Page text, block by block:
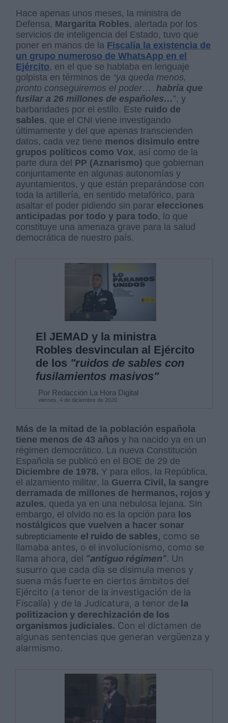
Hace apenas unos meses, la ministra de
Defensa, Margarita Robles, alertada por los
servicios de inteligencia del Estado, tuvo que
poner en manos de la Fiscalía la existencia de
un grupo numeroso de WhatsApp en el
Ejército, en el que se hablaba en lenguaje
golpista en términos de “ya queda menos,
pronto conseguiremos el poder…
habría que
fusilar a 26 millones de españoles…”, y
barbaridades por el estilo. Este ruido de
sables, que el CNI viene investigando
últimamente y del que apenas transcienden
datos, cada vez tiene menos disimulo entre
grupos políticos como Vox, así como de la
parte dura del PP (Aznarismo) que gobiernan
conjuntamente en algunas autonomías y
ayuntamientos, y que están preparándose con
toda la artillería, en sentido metafórico, para
asaltar el poder pidiendo sin parar elecciones
anticipadas por todo y para todo, lo que
constituye una amenaza grave para la salud
democrática de nuestro país.
El JEMAD y la ministra
Robles desvinculan al Ejército
de los "ruidos de sables con
fusilamientos masivos"
Por Redacción La Hora Digital
viernes, 4 de diciembre de 2020
Más de la mitad de la población española
tiene menos de 43 años y ha nacido ya en un
régimen democrático. La nueva Constitución
Española se publicó en el BOE de 29 de
Diciembre de 1978. Y para ellos, la República,
el alzamiento militar, la Guerra Civil, la sangre
derramada de millones de hermanos, rojos y
azules, queda ya en una nebulosa lejana. Sin
embargo, el olvido no es la opción para los
nostálgicos que vuelven a hacer sonar
subrepticiamente el ruido de sables, como se
llamaba antes, o el involucionismo, como se
llama ahora, del “antiguo régimen”. Un
susurro que cada día se disimula menos y
suena más fuerte en ciertos ámbitos del
Ejército (a tenor de la investigación de la
Fiscalía) y de la Judicatura, a tenor de la
politizacion y derechización de los
organismos judiciales. Con el dictamen de
algunas sentencias que generan vergüenza y
alarmismo.